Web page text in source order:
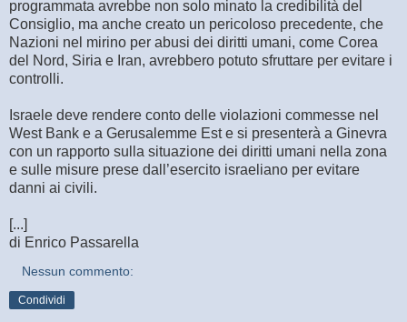
programmata avrebbe non solo minato la credibilità del
Consiglio, ma anche creato un pericoloso precedente, che
Nazioni nel mirino per abusi dei diritti umani, come Corea
del Nord, Siria e Iran, avrebbero potuto sfruttare per evitare i
controlli.
Israele deve rendere conto delle violazioni commesse nel
West Bank e a Gerusalemme Est e si presenterà a Ginevra
con un rapporto sulla situazione dei diritti umani nella zona
e sulle misure prese dall’esercito israeliano per evitare
danni ai civili.
[...]
di Enrico Passarella
Nessun commento:
Condividi